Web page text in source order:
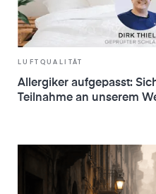
LUFTQUALITÄT
Allergiker aufgepasst:
Teilnahme an unserem